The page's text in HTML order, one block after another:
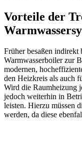
Vorteile der
Früher besaßen indirekt
Warmwasserboiler zur
modernen,
den Heizkreis als auch
Wird die Raumheizung
jedoch weiterhin in
leisten. Hierzu müssen
werden, da diese